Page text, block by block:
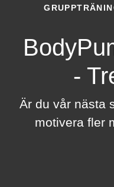
-
Är du vår nästa
motivera fler